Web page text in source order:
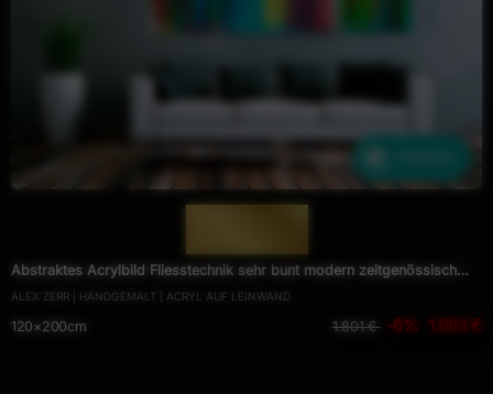
Abstraktes Acrylbild Fliesstechnik sehr bunt modern zeitgenössisch
Fluid Painting
ALEX ZERR | HANDGEMALT | ACRYL AUF LEINWAND
120×200cm 1.801 € -6% 1.693 €